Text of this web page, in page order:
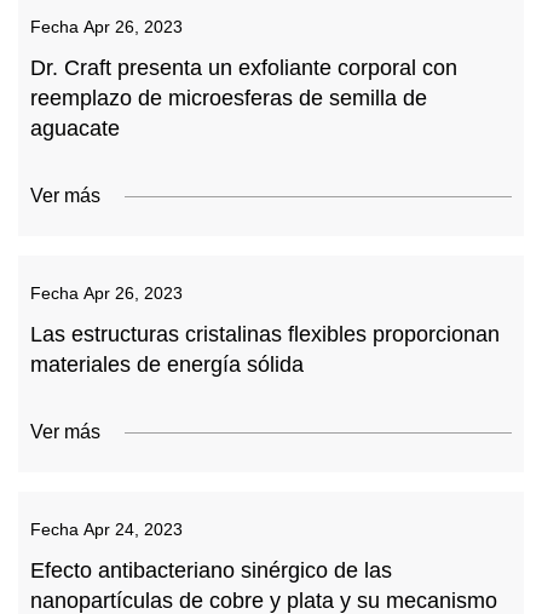
Fecha Apr 26, 2023
Dr. Craft presenta un exfoliante corporal con
reemplazo de microesferas de semilla de
aguacate
Ver más
Fecha Apr 26, 2023
Las estructuras cristalinas flexibles proporcionan
materiales de energía sólida
Ver más
Fecha Apr 24, 2023
Efecto antibacteriano sinérgico de las
nanopartículas de cobre y plata y su mecanismo